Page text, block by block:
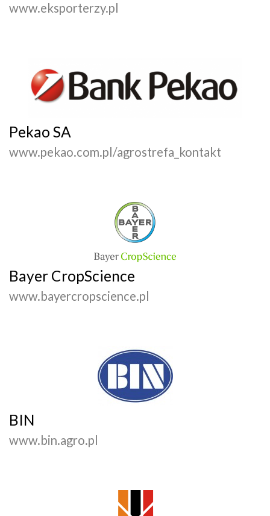
www.eksporterzy.pl
Pekao SA
www.pekao.com.pl/agrostrefa_kontakt
Bayer CropScience
www.bayercropscience.pl
BIN
www.bin.agro.pl